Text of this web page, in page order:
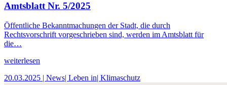
Amtsblatt Nr. 5/2025
Öffentliche Bekanntmachungen der Stadt, die durch
Rechtsvorschrift vorgeschrieben sind, werden im Amtsblatt für
die…
weiterlesen
20.03.2025 | News| Leben in| Klimaschutz